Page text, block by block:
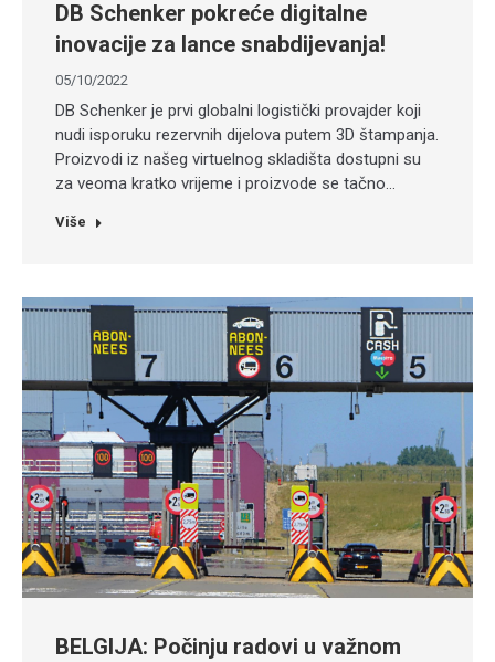
DB Schenker pokreće digitalne
inovacije za lance snabdijevanja!
05/10/2022
DB Schenker je prvi globalni logistički provajder koji
nudi isporuku rezervnih dijelova putem 3D štampanja.
Proizvodi iz našeg virtuelnog skladišta dostupni su
za veoma kratko vrijeme i proizvode se tačno…
Više
BELGIJA: Počinju radovi u važnom